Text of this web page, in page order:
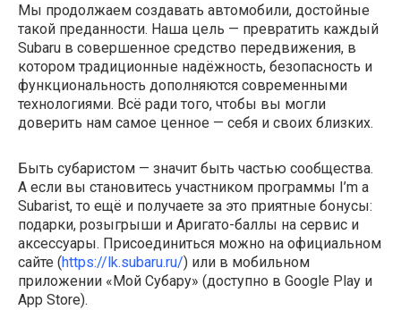
Мы продолжаем создавать автомобили, достойные
такой преданности. Наша цель — превратить каждый
Subaru в совершенное средство передвижения, в
котором традиционные надёжность, безопасность и
функциональность дополняются современными
технологиями. Всё ради того, чтобы вы могли
доверить нам самое ценное — себя и своих близких.
Быть субаристом — значит быть частью сообщества.
А если вы становитесь участником программы I’m a
Subarist, то ещё и получаете за это приятные бонусы:
подарки, розыгрыши и Аригато-баллы на сервис и
аксессуары. Присоединиться можно на официальном
сайте (https://lk.subaru.ru/) или в мобильном
приложении «Мой Субару» (доступно в Google Play и
App Store).